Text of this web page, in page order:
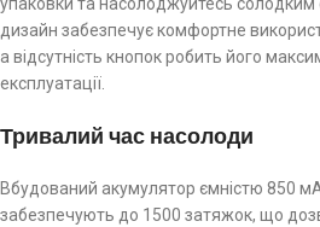
упаковки та насолоджуйтесь солодким
дизайн забезпечує комфортне
а відсутність кнопок робить його
експлуатації.
Тривалий час насолоди
Вбудований акумулятор ємністю 850
забезпечують до 1500 затяжок, що